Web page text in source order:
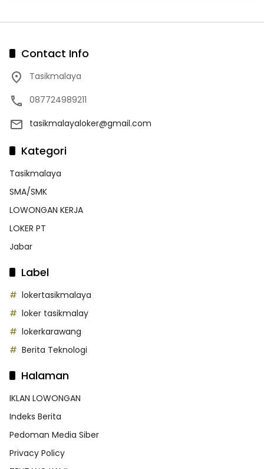
Contact Info
Tasikmalaya
087724989211
tasikmalayaloker@gmail.com
Kategori
Tasikmalaya
SMA/SMK
LOWONGAN KERJA
LOKER PT
Jabar
Label
lokertasikmalaya
loker tasikmalay
lokerkarawang
Berita Teknologi
Halaman
IKLAN LOWONGAN
Indeks Berita
Pedoman Media Siber
Privacy Policy